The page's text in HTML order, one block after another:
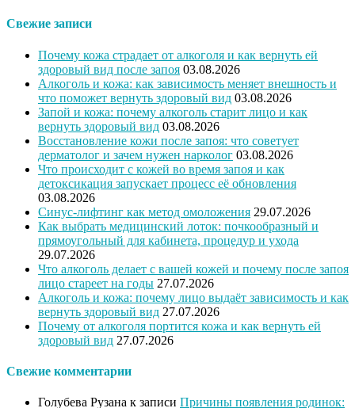
Свежие записи
Почему кожа страдает от алкоголя и как вернуть ей
здоровый вид после запоя 03.08.2026
Алкоголь и кожа: как зависимость меняет внешность и
что поможет вернуть здоровый вид 03.08.2026
Запой и кожа: почему алкоголь старит лицо и как
вернуть здоровый вид 03.08.2026
Восстановление кожи после запоя: что советует
дерматолог и зачем нужен нарколог 03.08.2026
Что происходит с кожей во время запоя и как
детоксикация запускает процесс её обновления
03.08.2026
Синус-лифтинг как метод омоложения 29.07.2026
Как выбрать медицинский лоток: почкообразный и
прямоугольный для кабинета, процедур и ухода
29.07.2026
Что алкоголь делает с вашей кожей и почему после запоя
лицо стареет на годы 27.07.2026
Алкоголь и кожа: почему лицо выдаёт зависимость и как
вернуть здоровый вид 27.07.2026
Почему от алкоголя портится кожа и как вернуть ей
здоровый вид 27.07.2026
Свежие комментарии
Голубева Рузана к записи Причины появления родинок: